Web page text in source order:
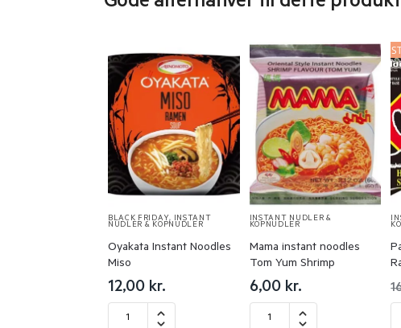
BLACK FRIDAY, INSTANT
NUDLER & KOPNUDLER
Oyakata Instant Noodles
Miso
12,00 kr.
INSTANT NUDLER &
KOPNUDLER
Mama instant noodles
Tom Yum Shrimp
6,00 kr.